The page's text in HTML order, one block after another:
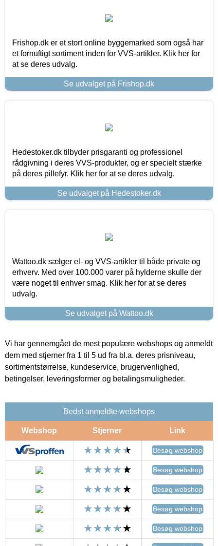
Frishop.dk er et stort online byggemarked som også har
et fornuftigt sortiment inden for VVS-artikler. Klik her for
at se deres udvalg.
Se udvalget på Frishop.dk
Hedestoker.dk tilbyder prisgaranti og professionel
rådgivning i deres VVS-produkter, og er specielt stærke
på deres pillefyr. Klik her for at se deres udvalg.
Se udvalget på Hedestoker.dk
Wattoo.dk sælger el- og VVS-artikler til både private og
erhverv. Med over 100.000 varer på hylderne skulle der
være noget til enhver smag. Klik her for at se deres
udvalg.
Se udvalget på Wattoo.dk
Vi har gennemgået de mest populære webshops og anmeldt
dem med stjerner fra 1 til 5 ud fra bl.a. deres prisniveau,
sortimentstørrelse, kundeservice, brugervenlighed,
betingelser, leveringsformer og betalingsmuligheder.
Bedst anmeldte webshops
Webshop Stjerner Link
Besøg webshop
Besøg webshop
Besøg webshop
Besøg webshop
Besøg webshop